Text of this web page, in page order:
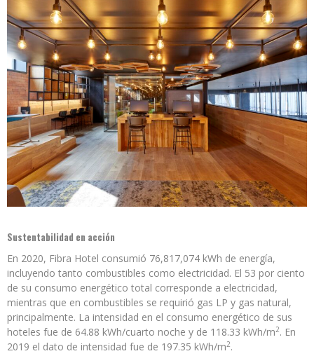
Sustentabilidad en acción
En 2020, Fibra Hotel consumió 76,817,074 kWh de energía,
incluyendo tanto combustibles como electricidad. El 53 por ciento
de su consumo energético total corresponde a electricidad,
mientras que en combustibles se requirió gas LP y gas natural,
principalmente. La intensidad en el consumo energético de sus
hoteles fue de 64.88 kWh/cuarto noche y de 118.33 kWh/m2. En
2019 el dato de intensidad fue de 197.35 kWh/m2.